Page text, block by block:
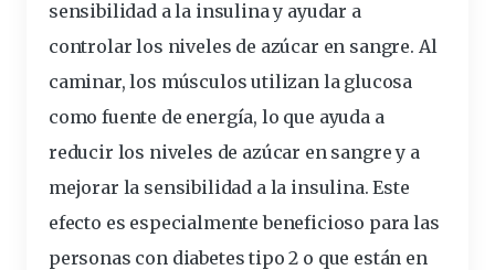
sensibilidad a la insulina y ayudar a
controlar los niveles de azúcar en sangre. Al
caminar, los músculos utilizan la glucosa
como fuente de energía, lo que ayuda a
reducir los niveles de azúcar en sangre y a
mejorar la sensibilidad a la insulina. Este
efecto es especialmente beneficioso para las
personas con diabetes tipo 2 o que están en